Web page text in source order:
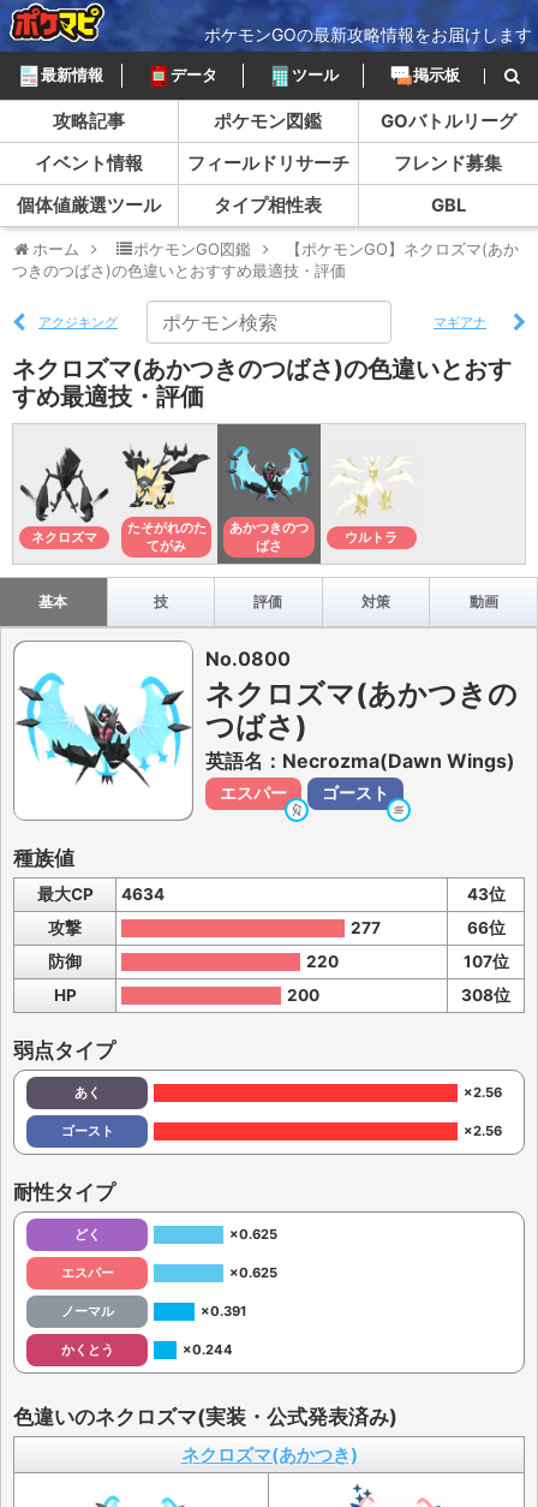
ポケモンGOの最新攻略情報をお届けします
最新情報 データ ツール 掲示板
攻略記事 ポケモン図鑑
GOバトルリーグ
イベント情報
フィールドリサーチ
フレンド募集
個体値厳選ツール
タイプ相性表 GBL
ホーム ポケモンGO図鑑
【ポケモンGO】ネクロズマ(あか
つきのつばさ)の色違いとおすすめ最適技・評価
アクジキング マギアナ
ネクロズマ(あかつきのつばさ)の色違いとおす
すめ最適技・評価
ネクロズマ
たそがれのた
てがみ
あかつきのつ
ばさ
ウルトラ
基本 技 評価 対策 動画
No.0800
ネクロズマ(あかつきの
つばさ)
英語名：Necrozma(Dawn Wings)
エスパー ゴースト
種族値
最大CP 4634
43位
攻撃
277
66位
防御
220
107位
HP
200 308位
弱点タイプ
あく ×2.56
ゴースト ×2.56
耐性タイプ
どく ×0.625
エスパー ×0.625
ノーマル ×0.391
かくとう ×0.244
色違いのネクロズマ(実装・公式発表済み)
ネクロズマ(あかつき)